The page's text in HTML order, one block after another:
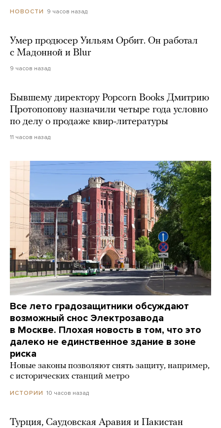
НОВОСТИ 9 часов назад
Умер продюсер Уильям Орбит. Он работал
с Мадонной и Blur
9 часов назад
Бывшему директору Popcorn Books Дмитрию
Протопопову назначили четыре года условно
по делу о продаже квир-литературы
11 часов назад
Все лето градозащитники обсуждают
возможный снос Электрозавода
в Москве. Плохая новость в том, что это
далеко не единственное здание в зоне
риска
Новые законы позволяют снять защиту, например,
с исторических станций метро
ИСТОРИИ 10 часов назад
Турция, Саудовская Аравия и Пакистан